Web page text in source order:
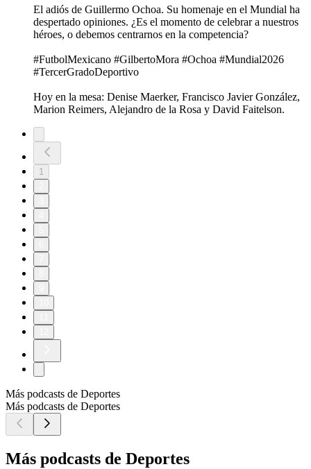
El adiós de Guillermo Ochoa. Su homenaje en el Mundial ha
despertado opiniones. ¿Es el momento de celebrar a nuestros
héroes, o debemos centrarnos en la competencia?
#FutbolMexicano #GilbertoMora #Ochoa #Mundial2026
#TercerGradoDeportivo
Hoy en la mesa: Denise Maerker, Francisco Javier González,
Marion Reimers, Alejandro de la Rosa y David Faitelson.
1
Más podcasts de Deportes
Más podcasts de Deportes
Más podcasts de Deportes